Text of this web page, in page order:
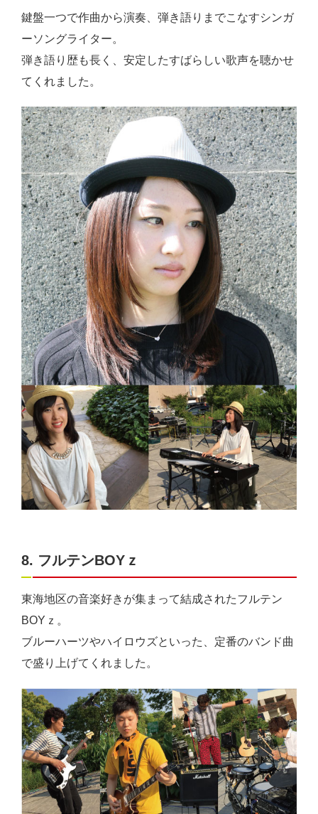
鍵盤一つで作曲から演奏、弾き語りまでこなすシンガ
ーソングライター。
弾き語り歴も長く、安定したすばらしい歌声を聴かせ
てくれました。
8. フルテンBOYｚ
東海地区の音楽好きが集まって結成されたフルテン
BOYｚ。
ブルーハーツやハイロウズといった、定番のバンド曲
で盛り上げてくれました。